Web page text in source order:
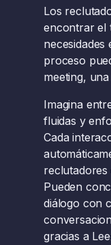
Los
encontrar el
necesidades
proceso
meeting,
Imagina
fluidas y
Cada
reclutadores
Pueden
diálogo con
gracias a